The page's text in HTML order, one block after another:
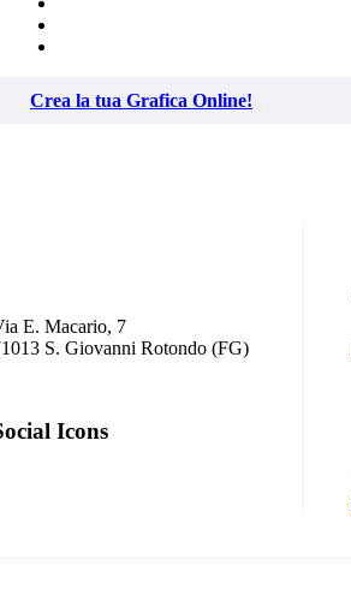
Crea la tua Grafica Online!
E. Macario, 7
S. Giovanni Rotondo (FG)
Icons